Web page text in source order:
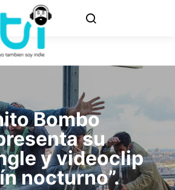
Bombo
su
y videoclip
nocturno”.